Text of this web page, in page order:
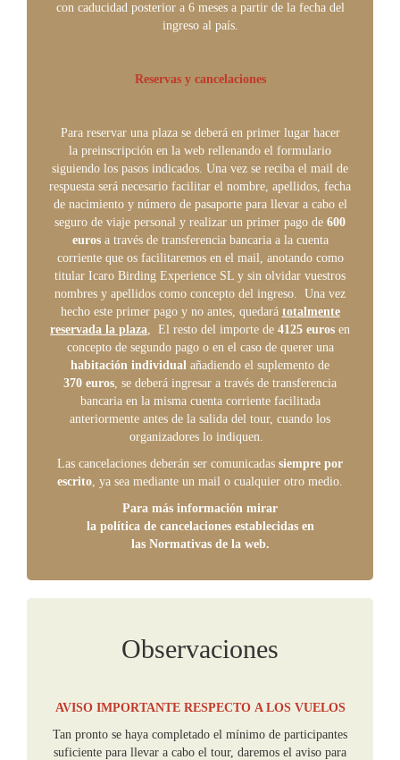
con caducidad posterior a 6 meses a partir de la fecha del
ingreso al país.
Reservas y cancelaciones
Para reservar una plaza se deberá en primer lugar hacer
la preinscripción en la web rellenando el formulario
siguiendo los pasos indicados. Una vez se reciba el mail de
respuesta será necesario facilitar el nombre, apellidos, fecha
de nacimiento y número de pasaporte para llevar a cabo el
seguro de viaje personal y realizar un primer pago de 600
eurosa través de transferencia bancaria a la cuenta
corriente que os facilitaremos en el mail, anotando como
titular Icaro Birding Experience SL y sin olvidar vuestros
nombres y apellidos como concepto del ingreso. Una vez
hecho este primer pago y no antes, quedará totalmente
reservada la plaza, El resto del importe de 4125 euros en
concepto de segundo pago o en el caso de querer una
habitación individual añadiendo el suplemento de
370 euros, se deberá ingresar a través de transferencia
bancaria en la misma cuenta corriente facilitada
anteriormente antes de la salida del tour, cuando los
organizadores lo indiquen.
Las cancelaciones deberán ser comunicadas siempre por
escrito, ya sea mediante un mail o cualquier otro medio.
Para más información mirar
la política de cancelaciones establecidas en
las Normativas de la web.
Observaciones
AVISOIMPORTANTE RESPECTO A LOS VUELOS
Tan pronto se haya completado el mínimo de participantes
suficiente para llevar a cabo el tour, daremos el aviso para